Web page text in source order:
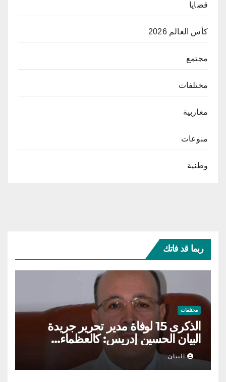
قضايا
كأس العالم 2026
مجتمع
مختلفات
مغاربية
منوعات
وطنية
ربما قد فاتك
مختلفات
الذكرى 15 لوفاة مدير تحرير جريدة
البيان الحسين إدريس: كالعظماء…
عاش شامخا ورحل واقفا
البيان